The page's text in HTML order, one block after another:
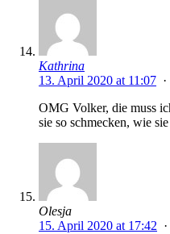
Kathrina
13. April 2020 at 11:07 ·
OMG Volker, die muss
sie so schmecken, wie
Olesja
15. April 2020 at 17:42 ·